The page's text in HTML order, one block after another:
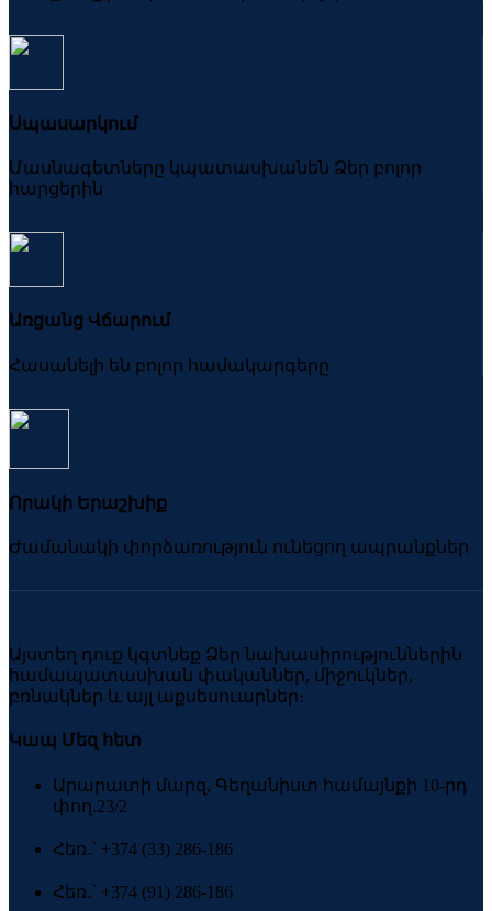
Սպասարկում
Մասնագետները կպատասխանեն Ձեր բոլոր
հարցերին
Առցանց Վճարում
Հասանելի են բոլոր համակարգերը
Որակի Երաշխիք
Ժամանակի փորձառություն ունեցող ապրանքներ
Այստեղ դուք կգտնեք Ձեր նախասիրություններին
համապատասխան փականներ, միջուկներ,
բռնակներ և այլ աքսեսուարներ։
Կապ Մեզ հետ
Արարատի մարզ, Գեղանիստ համայնքի 10-րդ
փող.23/2
Հեռ․՝ +374 (33) 286-186
Հեռ․՝ +374 (91) 286-186